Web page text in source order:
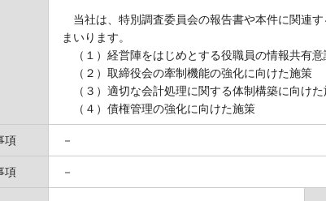
当社は、特別調査委員会の報告書や本件に関連
まいります。
（１）経営陣をはじめとする役職員の情報共有
（２）取締役会の牽制機能の強化に向けた施策
（３）適切な会計処理に関する体制構築に向けた
（４）債権管理の強化に向けた施策
項 －
項 －